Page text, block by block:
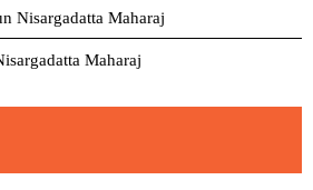
Nisargadatta Maharaj
Maharaj